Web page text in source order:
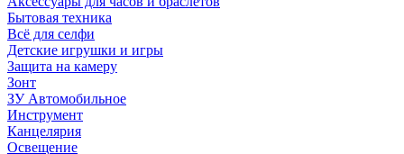
Бытовая техника
Всё для селфи
Детские игрушки и игры
Защита на камеру
Зонт
ЗУ Автомобильное
Инструмент
Канцелярия
Освещение